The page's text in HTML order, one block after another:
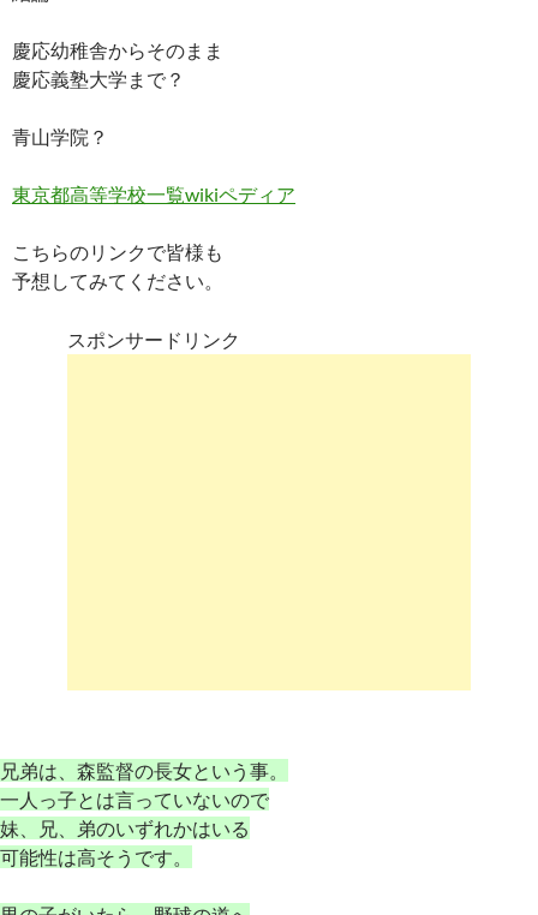
慶応幼稚舎からそのまま
慶応義塾大学まで？
青山学院？
東京都高等学校一覧wikiペディア
こちらのリンクで皆様も
予想してみてください。
スポンサードリンク
兄弟は、森監督の長女という事。
一人っ子とは言っていないので
妹、兄、弟のいずれかはいる
可能性は高そうです。